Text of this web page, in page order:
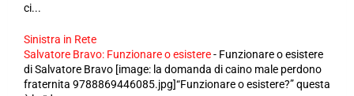
ci...
Sinistra in Rete
Salvatore Bravo: Funzionare o esistere- Funzionare o esistere
di Salvatore Bravo [image: la domanda di caino male perdono
fraternita 9788869446085.jpg]“Funzionare o esistere?” questa